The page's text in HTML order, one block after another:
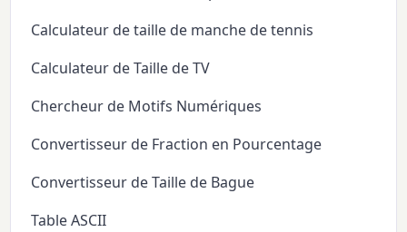
Calculateur de taille de manche de tennis
Calculateur de Taille de TV
Chercheur de Motifs Numériques
Convertisseur de Fraction en Pourcentage
Convertisseur de Taille de Bague
Table ASCII